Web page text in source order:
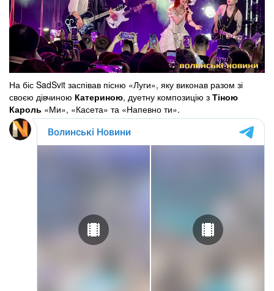
На біс SadSvit заспівав пісню «Луги», яку виконав разом зі
своєю дівчиною Катериною, дуетну композицію з Тіною
Кароль «Ми», «Касета» та «Напевно ти».